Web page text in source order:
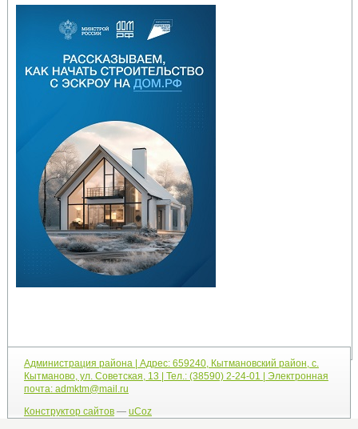
Администрация района | Адрес: 659240, Кытмановский район, с.
Кытманово, ул. Советская, 13 | Тел.: (38590) 2-24-01 | Электронная
почта: admktm@mail.ru
Конструктор сайтов— uCoz